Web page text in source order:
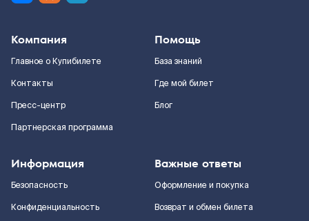
Компания
Главное о Купибилете
Контакты
Пресс-центр
Партнерская программа
Помощь
База знаний
Где мой билет
Блог
Информация
Безопасность
Конфиденциальность
Важные ответы
Оформление и покупка
Возврат и обмен билета